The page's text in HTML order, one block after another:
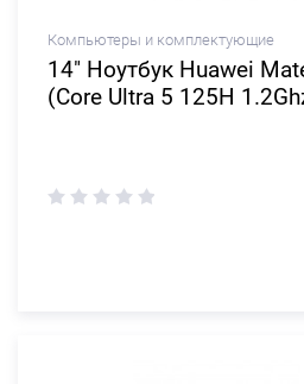
Компьютеры и комплектующие
14" Ноутбук Huawei
(Core Ultra 5 125H